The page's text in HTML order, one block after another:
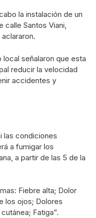
la instalación de un
calle Santos Viani,
señalaron que esta
reducir la velocidad
accidentes y
las condiciones
a fumigar los
a partir de las 5 de la
Fiebre alta; Dolor
los ojos; Dolores
Fatiga”.